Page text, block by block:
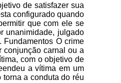
de satisfazer sua
configurado quando
que com ele se
unanimidade, julgado
Fundamentos O crime
conjunção carnal ou a
com o objetivo de
a vítima em um
a conduta do réu